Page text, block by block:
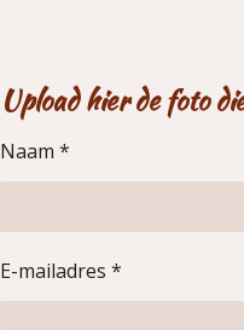
Upload hier de foto
Naam *
E-mailadres *